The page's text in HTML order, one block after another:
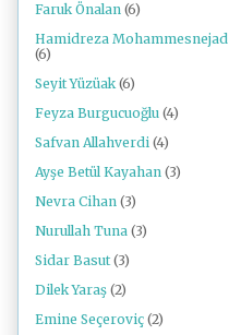
Faruk Önalan (6)
Hamidreza Mohammesnejad
(6)
Seyit Yüzüak (6)
Feyza Burgucuoğlu (4)
Safvan Allahverdi (4)
Ayşe Betül Kayahan (3)
Nevra Cihan (3)
Nurullah Tuna (3)
Sidar Basut (3)
Dilek Yaraş (2)
Emine Seçeroviç (2)